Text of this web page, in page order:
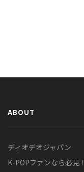
ABOUT
ディオデオジャパン
K-POPファンなら必見！